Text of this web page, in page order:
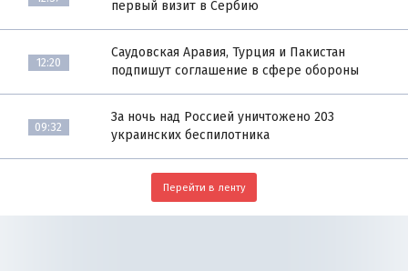
первый визит в Сербию
12:20
Саудовская Аравия, Турция и Пакистан
подпишут соглашение в сфере обороны
09:32
За ночь над Россией уничтожено 203
украинских беспилотника
Перейти в ленту